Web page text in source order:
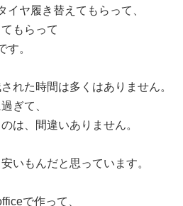
ヤ履き替えてもらって、
もらって
す。
れた時間は多くはありません。
ぎて、
は、間違いありません。
いもんだと思っています。
で作って、